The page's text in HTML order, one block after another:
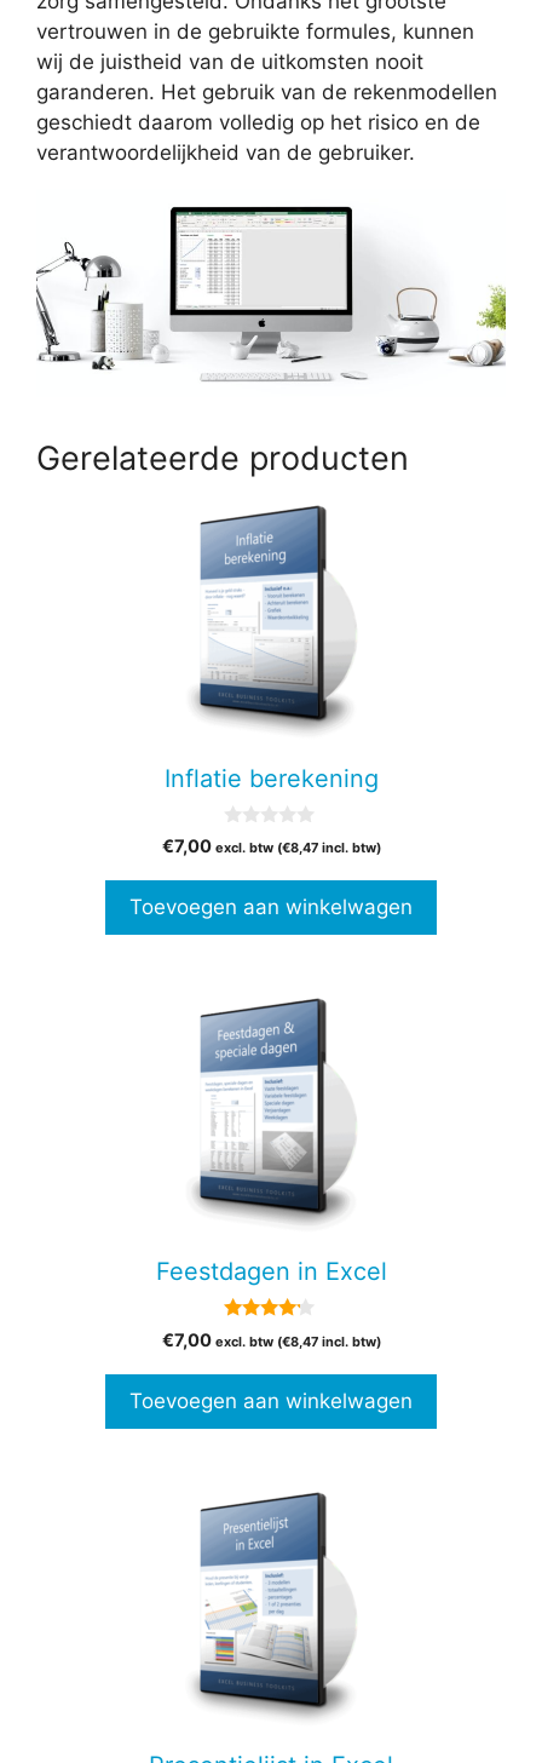
vertrouwen in de gebruikte formules, kunnen
wij de juistheid van de uitkomsten nooit
garanderen. Het gebruik van de rekenmodellen
geschiedt daarom volledig op het risico en de
verantwoordelijkheid van de gebruiker.
Gerelateerde producten
Inflatie berekening
v
5
€7,00 excl. btw (€8,47incl. btw)
Toevoegen aan winkelwagen
Feestdagen in Excel
4.00
van 5
€7,00 excl. btw (€8,47incl. btw)
Toevoegen aan winkelwagen